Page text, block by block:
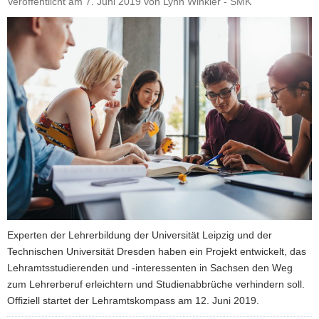
a
g
a
t
o
n
Experten der Lehrerbildung der Universität Leipzig und der
Technischen Universität Dresden haben ein Projekt entwickelt, das
Lehramtsstudierenden und -interessenten in Sachsen den Weg
zum Lehrerberuf erleichtern und Studienabbrüche verhindern soll.
Offiziell startet der Lehramtskompass am 12. Juni 2019.